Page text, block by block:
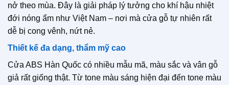
nở theo mùa. Đây là giải pháp lý tưởng cho khí hậu nhiệt
đới nóng ẩm như Việt Nam – nơi mà cửa gỗ tự nhiên rất
dễ bị cong vênh, nứt nẻ.
Thiết kế đa dạng, thẩm mỹ cao
Cửa ABS Hàn Quốc có nhiều mẫu mã, màu sắc và vân gỗ
giả rất giống thật. Từ tone màu sáng hiện đại đến tone màu